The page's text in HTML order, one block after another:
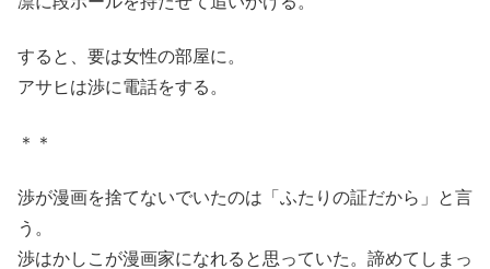
すると、要は女性の部屋に。
アサヒは渉に電話をする。
＊＊
渉が漫画を捨てないでいたのは「ふたりの証だから」と言
う。
渉はかしこが漫画家になれると思っていた。諦めてしまっ